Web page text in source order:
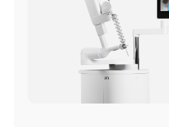
认为：好的指示灯与灯效设计
是 “错不了的安全”。 本期提
的主要功能·指示灯与灯效设计